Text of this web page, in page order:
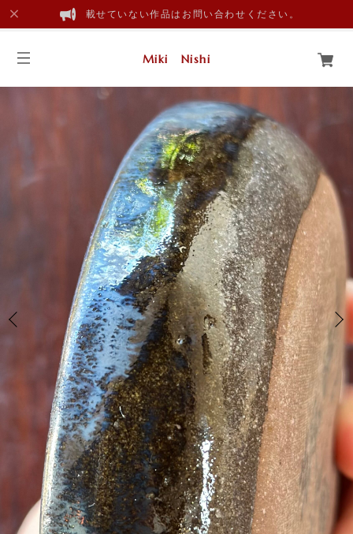
載せていない作品はお問い合わせください。
Miki Nishi